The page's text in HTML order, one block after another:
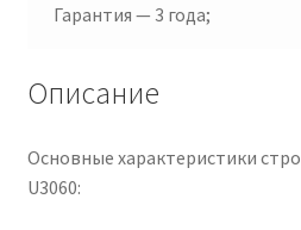
Гарантия — 3 года;
Описание
Основные характеристики
U3060: